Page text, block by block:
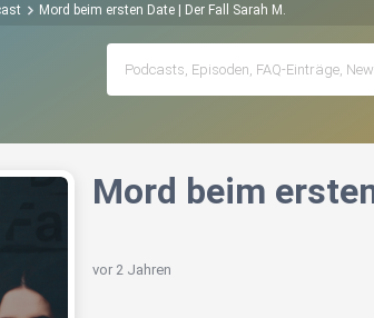
Mord beim ersten Date | Der Fall Sarah M.
Mord beim
vor 2 Jahren